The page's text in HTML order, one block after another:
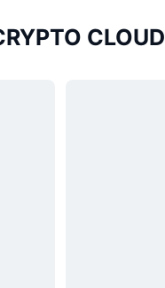
CLOUD